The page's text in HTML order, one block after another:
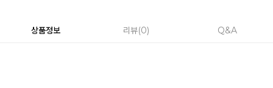
상품정보 리뷰 0 Q&A